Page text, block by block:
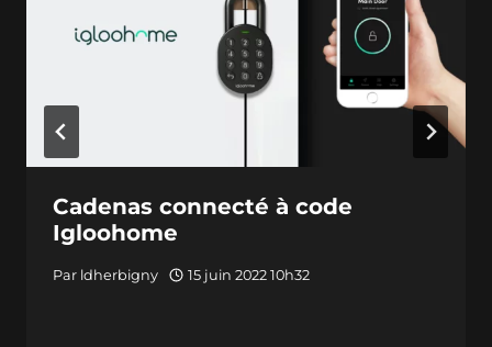
Cadenas connecté à code
Igloohome
Par ldherbigny 15 juin 2022 10h32